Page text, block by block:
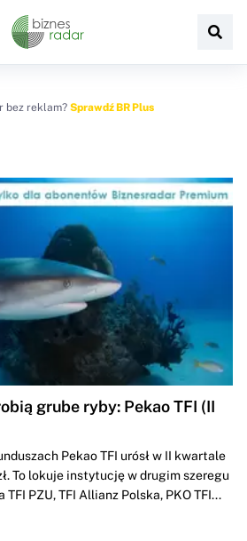
bez reklam? Sprawdź BR Plus
grube ryby: Pekao TFI (II
Pekao TFI urósł w II kwartale
To lokuje instytucję w drugim szeregu
TFI PZU, TFI Allianz Polska, PKO TFI...